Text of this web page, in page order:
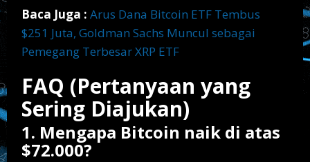
Baca Juga : Arus Dana Bitcoin ETF Tembus
$251 Juta, Goldman Sachs Muncul sebagai
Pemegang Terbesar XRP ETF
FAQ (Pertanyaan yang
Sering Diajukan)
1. Mengapa Bitcoin naik di atas
$72.000?